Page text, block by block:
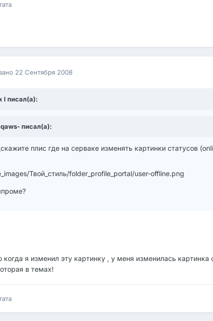
22 Сентября 2008
I писал(а):
писал(а):
плис где на серваке изменять картинки статусов
Твой_стиль/folder_profile_portal/user-offline.png
когда я изменил эту картинку , у меня изменилась
в темах!